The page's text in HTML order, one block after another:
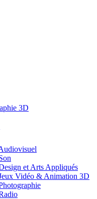
3D
et Arts Appliqués
Vidéo & Animation 3D